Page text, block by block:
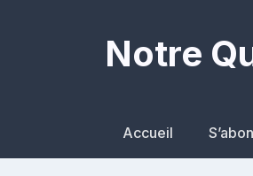
Notre
Accueil